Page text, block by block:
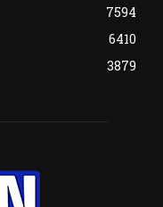
7594
6410
3879